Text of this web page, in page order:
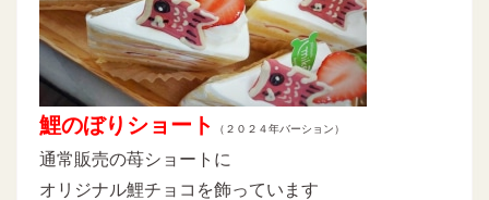
鯉のぼりショート （２０２４年バーション）
通常販売の苺ショートに
オリジナル鯉チョコを飾っています